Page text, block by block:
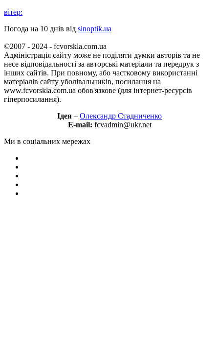
вітер:
Погода на 10 днів від sinoptik.ua
©2007 - 2024 - fcvorskla.com.ua
Адміністрація сайту може не поділяти думки авторів та не
несе відповідальності за авторські матеріали та передрук з
інших сайтів. При повному, або частковому використанні
матеріалів сайту уболівальників, посилання на
www.fcvorskla.com.ua обов'язкове (для інтернет-ресурсів
гіперпосилання).
Ідея – Олександр Стадниченко
E-mail: fcvadmin@ukr.net
Ми в соціальних мережах